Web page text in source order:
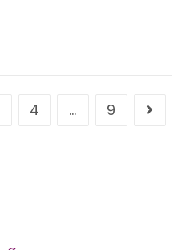
4 … 9